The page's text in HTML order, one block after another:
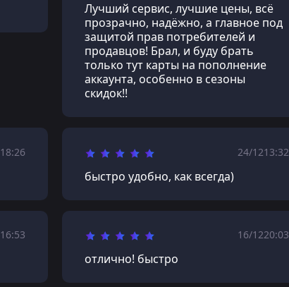
Лучший сервис, лучшие цены, всё
прозрачно, надёжно, а главное под
защитой прав потребителей и
продавцов! Брал, и буду брать
только тут карты на пополнение
аккаунта, особенно в сезоны
скидок!!
18:26 24/1213:32
быстро удобно, как всегда)
16:53 16/1220:03
отлично! быстро